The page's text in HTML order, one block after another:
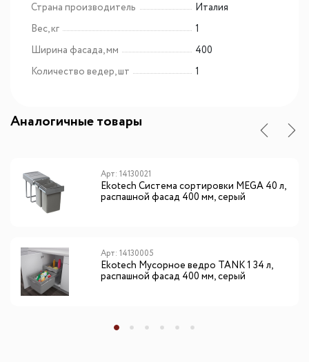
Страна производитель
Италия
Вес, кг
1
Ширина фасада, мм
400
Количество ведер, шт
1
Аналогичные товары
Арт: 14130021
Ekotech Система сортировки MEGA 40 л,
распашной фасад 400 мм, серый
Арт: 14130005
Ekotech Мусорное ведро TANK 1 34 л,
распашной фасад 400 мм, серый